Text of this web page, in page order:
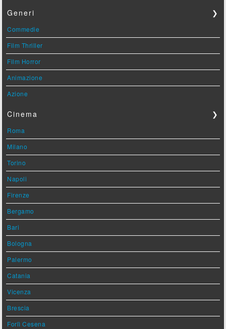
Generi ❯
Commedie
Film Thriller
Film Horror
Animazione
Azione
Cinema ❯
Roma
Milano
Torino
Napoli
Firenze
Bergamo
Bari
Bologna
Palermo
Catania
Vicenza
Brescia
Forlì Cesena